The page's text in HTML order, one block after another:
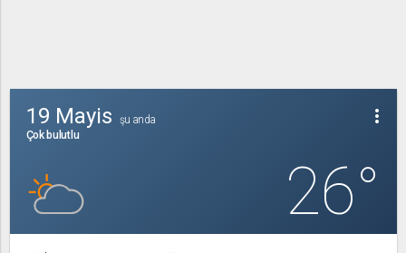
more_vert
19 Mayis
şu anda
Çok bulutlu
26°